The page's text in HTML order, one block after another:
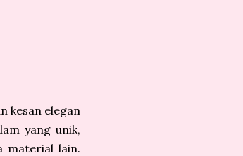
kesan elegan
yang unik,
material lain.